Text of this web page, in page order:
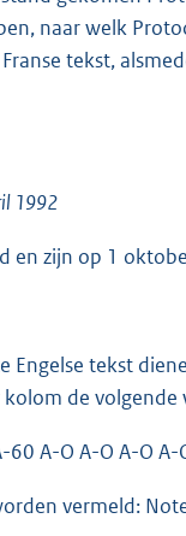
naar welk
tekst,
1992
en zijn op 1
Engelse tekst
de
A-O A-O A-O A-
vermeld: